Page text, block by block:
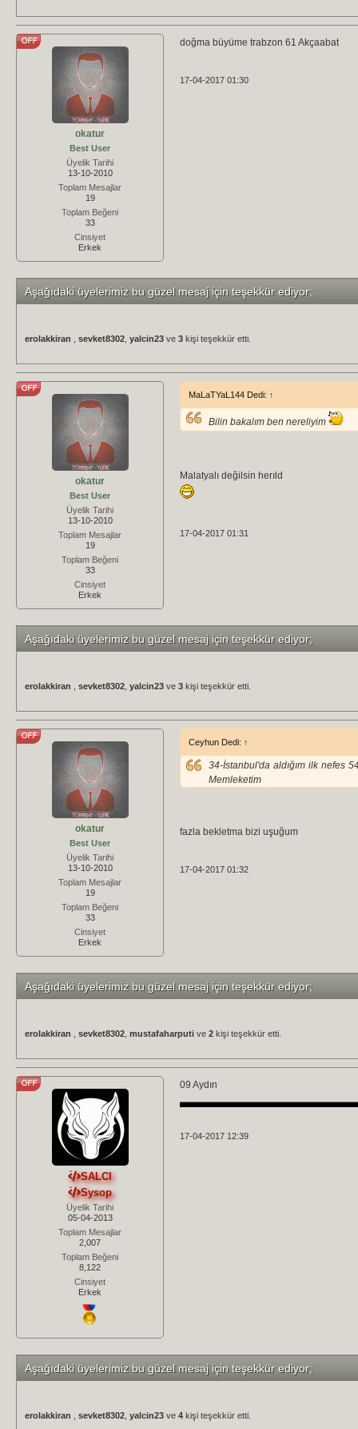
okatur
Best User
Üyelik Tarihi
13-10-2010
Toplam Mesajlar
19
Toplam Beğeni
33
Cinsiyet
Erkek
doğma büyüme trabzon 61 Akçaabat
17-04-2017 01:30
Aşağıdaki üyelerimiz bu güzel mesaj için teşekkür ediyor;
erolakkiran sevket8302 yalcin23 ve 3 kişi teşekkür etti.
okatur
Best User
Üyelik Tarihi
13-10-2010
Toplam Mesajlar
19
Toplam Beğeni
33
Cinsiyet
Erkek
MaLaTYaL144 Dedi: ↑
Bilin bakalım ben nereliyim
Malatyalı değilsin herıld
17-04-2017 01:31
Aşağıdaki üyelerimiz bu güzel mesaj için teşekkür ediyor;
erolakkiran sevket8302 yalcin23 ve 3 kişi teşekkür etti.
okatur
Best User
Üyelik Tarihi
13-10-2010
Toplam Mesajlar
19
Toplam Beğeni
33
Cinsiyet
Erkek
Ceyhun Dedi: ↑
34-İstanbul'da aldığım ilk nefes
Memleketim
fazla bekletma bizi uşuğum
17-04-2017 01:32
Aşağıdaki üyelerimiz bu güzel mesaj için teşekkür ediyor;
erolakkiran sevket8302 mustafaharputi ve 2 kişi teşekkür etti.
SALCI
Sysop
Üyelik Tarihi
05-04-2013
Toplam Mesajlar
2,007
Toplam Beğeni
8,122
Cinsiyet
Erkek
09 Aydın
17-04-2017 12:39
Aşağıdaki üyelerimiz bu güzel mesaj için teşekkür ediyor;
erolakkiran sevket8302 yalcin23 ve 4 kişi teşekkür etti.